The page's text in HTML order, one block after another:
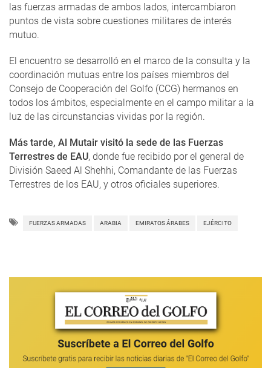
las fuerzas armadas de ambos lados, intercambiaron
puntos de vista sobre cuestiones militares de interés
mutuo.
El encuentro se desarrolló en el marco de la consulta y la
coordinación mutuas entre los países miembros del
Consejo de Cooperación del Golfo (CCG) hermanos en
todos los ámbitos, especialmente en el campo militar a la
luz de las circunstancias vividas por la región.
Más tarde, Al Mutair visitó la sede de las Fuerzas
Terrestres de EAU, donde fue recibido por el general de
División Saeed Al Shehhi, Comandante de las Fuerzas
Terrestres de los EAU, y otros oficiales superiores.
FUERZAS ARMADAS ARABIA EMIRATOS ÁRABES EJÉRCITO